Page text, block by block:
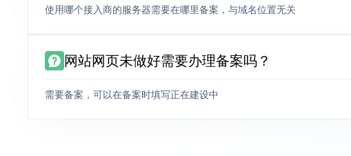
使用哪个接入商的服务器需要在哪里备案，与域名位置无关
网站网页未做好需要办理备案吗？
需要备案，可以在备案时填写正在建设中